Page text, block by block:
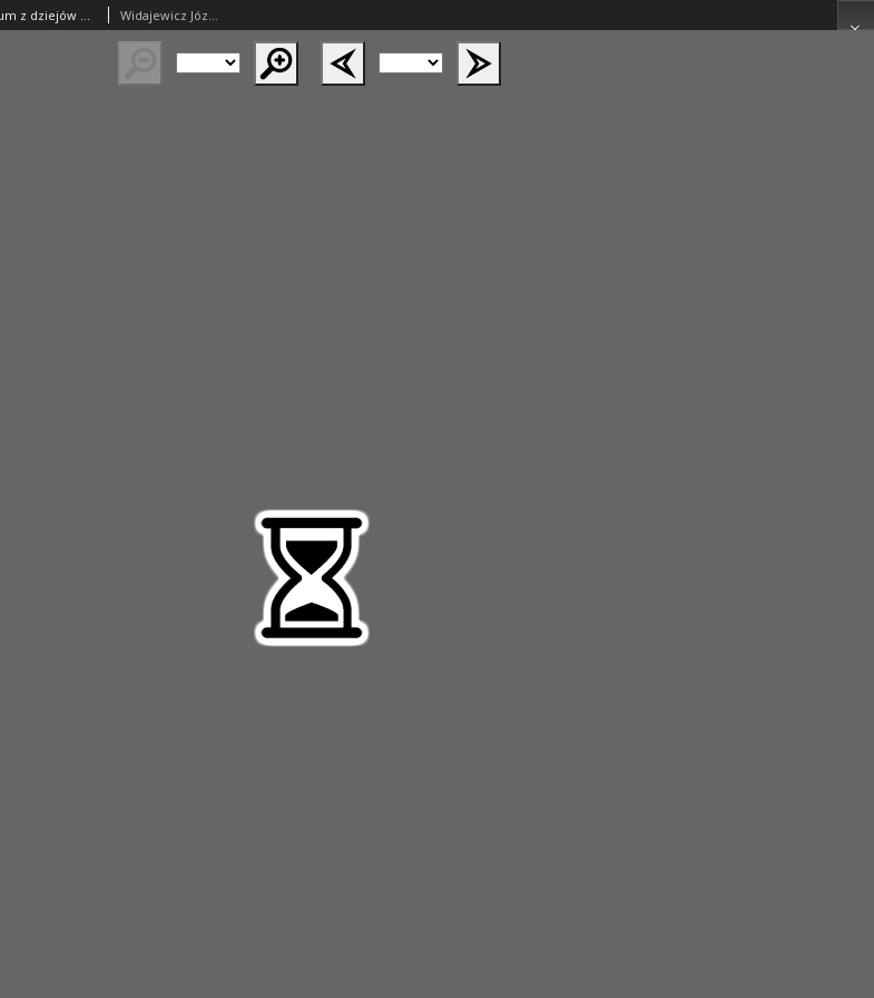
Nazwiska i przezwiska ludowe: studium z dziejów wsi polskiej XVII i XVIIIw. Widajewicz Józef (1889–1954)